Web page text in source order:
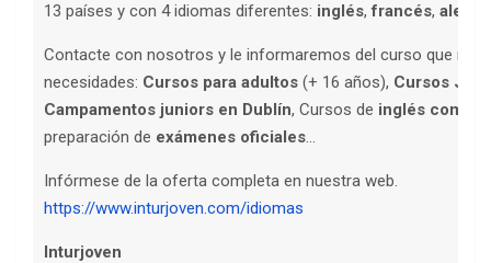
13 países y con 4 idiomas diferentes: inglés,francés,
Contacte con nosotros y le informaremos del curso que
necesidades: Cursos para adultos (+ 16 años), Cursos
Campamentos juniors en Dublín, Cursos de inglés
preparación de exámenes oficiales…
Infórmese de la oferta completa en nuestra web.
https://www.inturjoven.com/idiomas
Inturjoven